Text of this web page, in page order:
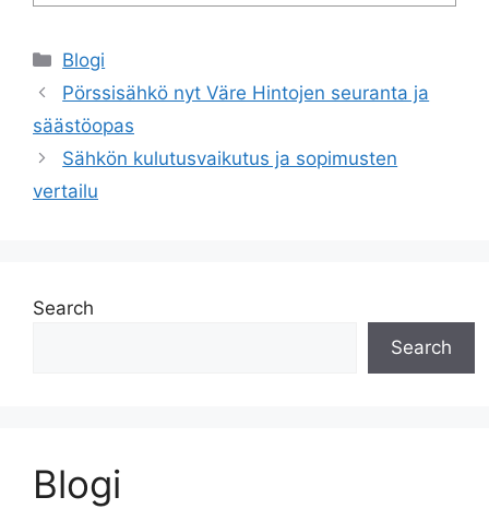
Categories
Blogi
Pörssisähkö nyt Väre Hintojen seuranta ja
säästöopas
Sähkön kulutusvaikutus ja sopimusten
vertailu
Search
Search
Blogi